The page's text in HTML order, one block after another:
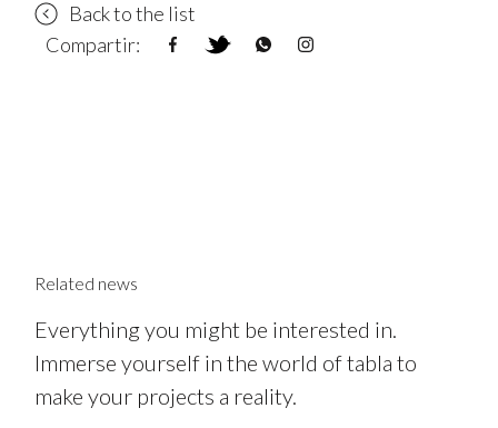
Back to the list
Compartir:
Related news
Everything you might be interested in.
Immerse yourself in the world of tabla to
make your projects a reality.